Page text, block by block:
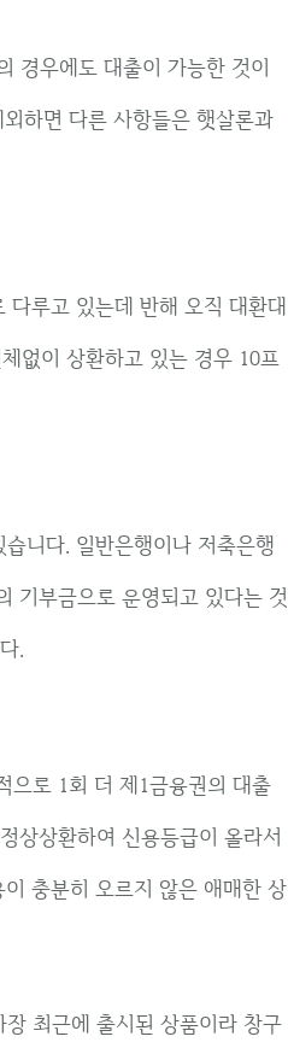
경우에도 대출이 가능한 것이
하면 다른 사항들은 햇살론과
다루고 있는데 반해 오직 대환대
없이 상환하고 있는 경우 10프
니다. 일반은행이나 저축은행
기부금으로 운영되고 있다는 것
.
으로 1회 더 제1금융권의 대출
상상환하여 신용등급이 올라서
충분히 오르지 않은 애매한 상
최근에 출시된 상품이라 창구